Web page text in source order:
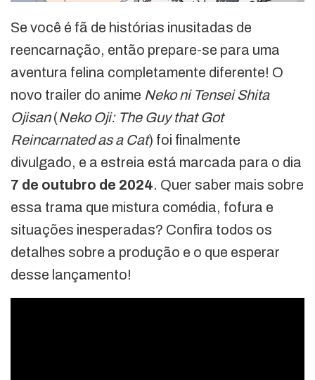
Se você é fã de histórias inusitadas de
reencarnação, então prepare-se para uma
aventura felina completamente diferente! O
novo trailer do anime Neko ni Tensei Shita
Ojisan(Neko Oji: The Guy that Got
Reincarnated as a Cat) foi finalmente
divulgado, e a estreia está marcada para o dia
7 de outubro de 2024. Quer saber mais sobre
essa trama que mistura comédia, fofura e
situações inesperadas? Confira todos os
detalhes sobre a produção e o que esperar
desse lançamento!